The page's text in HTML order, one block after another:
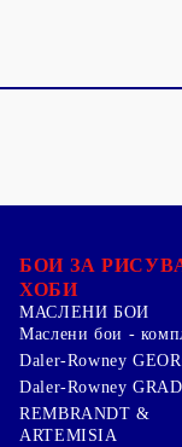
БОИ ЗА
ХОБИ
МАСЛЕНИ БОИ
Маслени бои -
Daler-Rowney
Daler-Rowney
REMBRANDT &
ARTEMISIA